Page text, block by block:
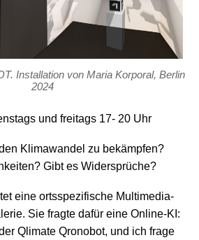
Installation von Maria Korporal, Berlin
2024
und freitags 17- 20 Uhr
Klimawandel zu bekämpfen?
Gibt es Widersprüche?
eine ortsspezifische Multimedia-
Sie fragte dafür eine Online-KI:
Qlimate Qronobot, und ich frage